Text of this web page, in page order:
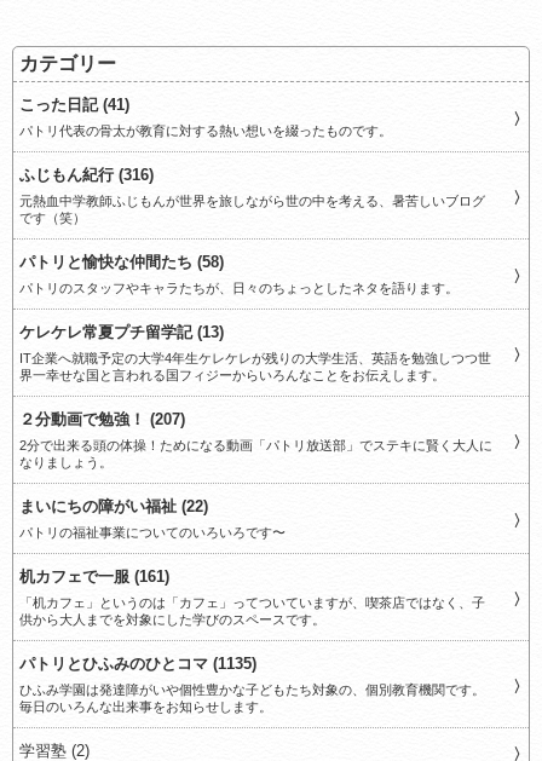
カテゴリー
こった日記 (41)
パトリ代表の骨太が教育に対する熱い想いを綴ったものです。
ふじもん紀行 (316)
元熱血中学教師ふじもんが世界を旅しながら世の中を考える、暑苦しいブログ
です（笑）
パトリと愉快な仲間たち (58)
パトリのスタッフやキャラたちが、日々のちょっとしたネタを語ります。
ケレケレ常夏プチ留学記 (13)
IT企業へ就職予定の大学4年生ケレケレが残りの大学生活、英語を勉強しつつ世
界一幸せな国と言われる国フィジーからいろんなことをお伝えします。
２分動画で勉強！ (207)
2分で出来る頭の体操！ためになる動画「パトリ放送部」でステキに賢く大人に
なりましょう。
まいにちの障がい福祉 (22)
パトリの福祉事業についてのいろいろです〜
机カフェで一服 (161)
「机カフェ」というのは「カフェ」ってついていますが、喫茶店ではなく、子
供から大人までを対象にした学びのスペースです。
パトリとひふみのひとコマ (1135)
ひふみ学園は発達障がいや個性豊かな子どもたち対象の、個別教育機関です。
毎日のいろんな出来事をお知らせします。
学習塾 (2)